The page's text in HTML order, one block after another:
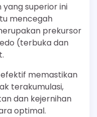
superior ini
mencegah
prekursor
(terbuka dan
memastikan
terakumulasi,
dan kejernihan
optimal.